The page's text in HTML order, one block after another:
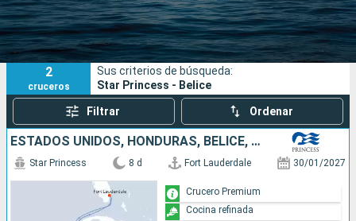
Fecha de salida
Puertos Compañías
Buscar
2
cruceros
Sus criterios de búsqueda:
Star Princess - Belice
Filtrar Ordenar
ESTADOS UNIDOS, HONDURAS, BELICE, MÉXICO
Star Princess 8 d Fort Lauderdale 30/01/2027
Crucero Premium
Cocina refinada